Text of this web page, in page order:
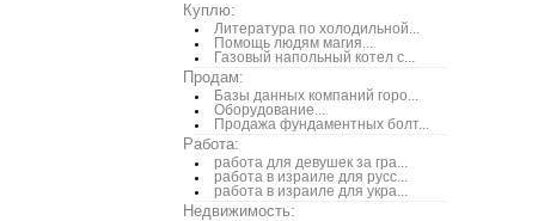
Куплю:
Литература по холодильной...
Помощь людям магия...
Газовый напольный котел с...
Продам:
Базы данных компаний горо...
Оборудование...
Продажа фундаментных болт...
Работа:
работа для девушек за гра...
работа в израиле для русс...
работа в израиле для укра...
Недвижимость: